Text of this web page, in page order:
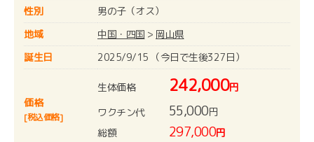
性別
男の子（オス）
地域
中国・四国 > 岡山県
誕生日
2025/9/15 （今日で生後327日）
価格
[税込価格]
生体価格 242,000円
ワクチン代
55,000円
総額
297,000円